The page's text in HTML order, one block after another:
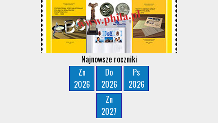
Najnowsze roczniki
Zn
2026
Do
2026
Ps
2026
Zn
2027